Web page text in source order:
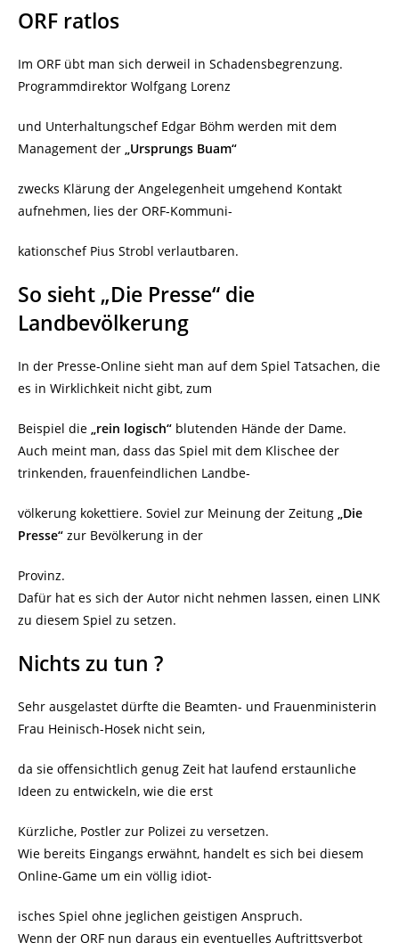
ORF ratlos
Im ORF übt man sich derweil in Schadensbegrenzung.
Programmdirektor Wolfgang Lorenz
und Unterhaltungschef Edgar Böhm werden mit dem
Management der „Ursprungs Buam“
zwecks Klärung der Angelegenheit umgehend Kontakt
aufnehmen, lies der ORF-Kommuni-
kationschef Pius Strobl verlautbaren.
So sieht „Die Presse“ die
Landbevölkerung
In der Presse-Online sieht man auf dem Spiel Tatsachen, die
es in Wirklichkeit nicht gibt, zum
Beispiel die „rein logisch“ blutenden Hände der Dame.
Auch meint man, dass das Spiel mit dem Klischee der
trinkenden, frauenfeindlichen Landbe-
völkerung kokettiere. Soviel zur Meinung der Zeitung „Die
Presse“ zur Bevölkerung in der
Provinz.
Dafür hat es sich der Autor nicht nehmen lassen, einen LINK
zu diesem Spiel zu setzen.
Nichts zu tun ?
Sehr ausgelastet dürfte die Beamten- und Frauenministerin
Frau Heinisch-Hosek nicht sein,
da sie offensichtlich genug Zeit hat laufend erstaunliche
Ideen zu entwickeln, wie die erst
Kürzliche, Postler zur Polizei zu versetzen.
Wie bereits Eingangs erwähnt, handelt es sich bei diesem
Online-Game um ein völlig idiot-
isches Spiel ohne jeglichen geistigen Anspruch.
Wenn der ORF nun daraus ein eventuelles Auftrittsverbot